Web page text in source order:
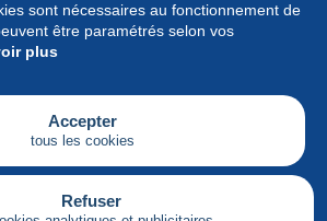
sont nécessaires au fonctionnement de
être paramétrés selon vos
plus
Accepter
tous les cookies
Refuser